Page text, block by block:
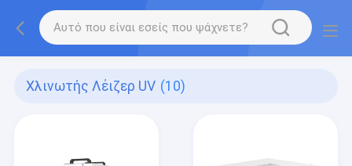
Χλινωτής Λέιζερ UV (10)